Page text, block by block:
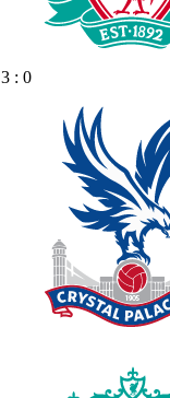
3 : 0